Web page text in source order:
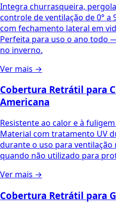
Integra churrasqueira,
controle de ventilação de 0° a
com fechamento lateral em
Perfeita para uso o ano todo
no inverno.
Ver mais →
Cobertura Retrátil para
Americana
Resistente ao calor e à
Material com tratamento UV
durante o uso para ventilação
quando não utilizado para
Ver mais →
Cobertura Retrátil para